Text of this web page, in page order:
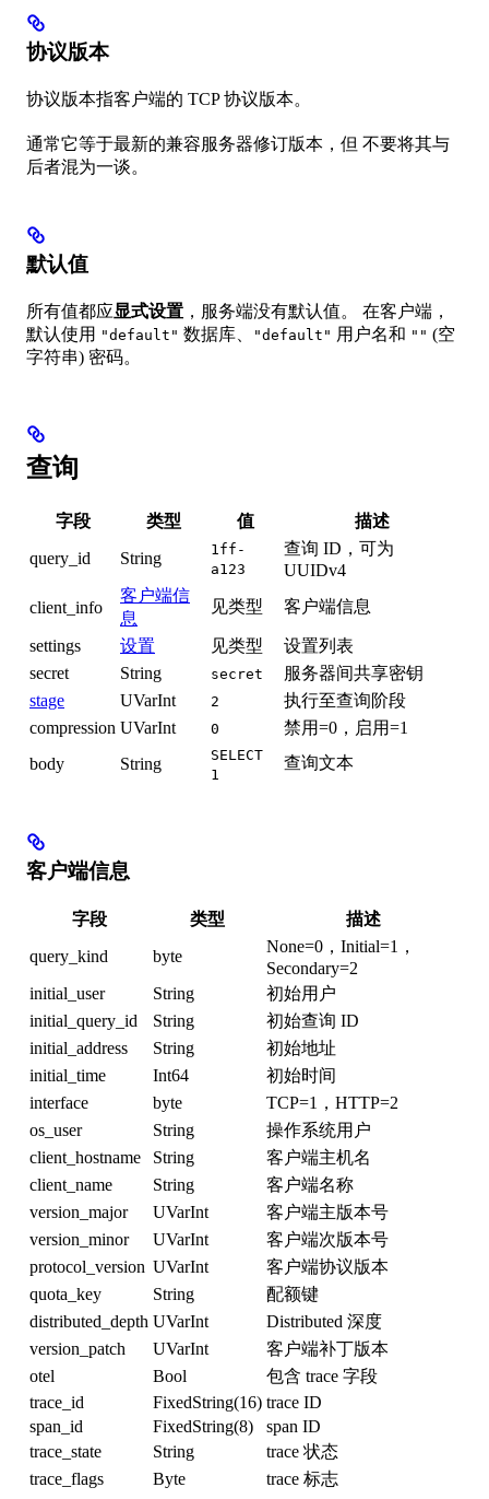
协议版本
协议版本指客户端的 TCP 协议版本。
通常它等于最新的兼容服务器修订版本，但 不要将其与
后者混为一谈。
默认值
所有值都应显式设置 ，服务端没有默认值。 在客户端，
默认使用 "default" 数据库、 "default" 用户名和 "" (空
字符串) 密码。
查询
字段 类型 值
描述
query_id
String
1ff-
a123
查询 ID，可为
UUIDv4
client_info
客户端信
息
见类型 客户端信息
settings 设置 见类型
设置列表
secret
String secret
服务器间共享密钥
stage
UVarInt 2
执行至查询阶段
compression UVarInt 0
禁用=0，启用=1
body
String
SELECT
1
查询文本
客户端信息
字段 类型
描述
query_kind
byte
None=0，Initial=1，
Secondary=2
initial_user
String
初始用户
initial_query_id
String
初始查询 ID
initial_address
String
初始地址
initial_time
Int64
初始时间
interface
byte
TCP=1，HTTP=2
os_user
String
操作系统用户
client_hostname
String
客户端主机名
client_name
String
客户端名称
version_major
UVarInt
客户端主版本号
version_minor
UVarInt
客户端次版本号
protocol_version UVarInt
客户端协议版本
quota_key
String
配额键
distributed_depth UVarInt
Distributed 深度
version_patch
UVarInt
客户端补丁版本
otel
Bool
包含 trace 字段
trace_id
FixedString(16) trace ID
span_id
FixedString(8)
span ID
trace_state
String
trace 状态
trace_flags
Byte trace 标志